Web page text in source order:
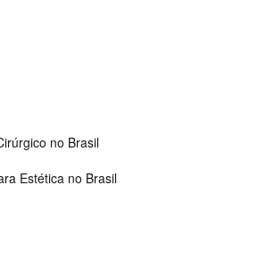
no Brasil
Estética no Brasil